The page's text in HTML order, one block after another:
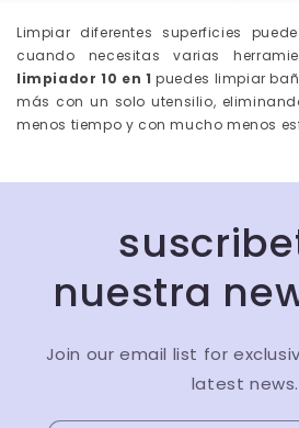
Limpiar diferentes superficies
cuando necesitas varias
limpiador 10 en 1 puedes limpiar
más con un solo utensilio,
menos tiempo y con mucho menos
nuestra
Join our email list for
latest news.